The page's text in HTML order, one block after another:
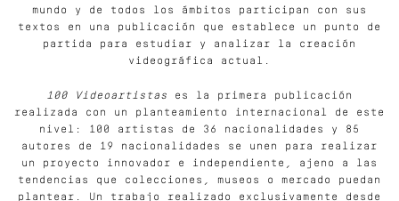
mundo y de todos los ámbitos participan con sus
textos en una publicación que establece un punto de
partida para estudiar y analizar la creación
videográfica actual.
100 Videoartistas es la primera publicación
realizada con un planteamiento internacional de este
nivel: 100 artistas de 36 nacionalidades y 85
autores de 19 nacionalidades se unen para realizar
un proyecto innovador e independiente, ajeno a las
tendencias que colecciones, museos o mercado puedan
plantear. Un trabajo realizado exclusivamente desde